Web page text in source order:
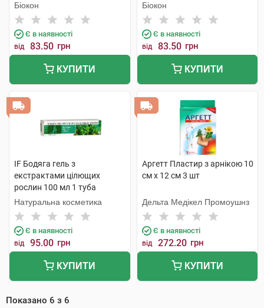
Біокон
Є в наявності
від 83.50 грн
КУПИТИ
Біокон
Є в наявності
від 83.50 грн
КУПИТИ
IF Бодяга гель з
екстрактами цілющих
рослин 100 мл 1 туба
Натуральна косметика
Є в наявності
від 95.00 грн
КУПИТИ
Аргетт Пластир з арнікою 10
см х 12 см 3 шт
Дельта Медікел Промоушнз
Є в наявності
від 272.20 грн
КУПИТИ
Показано 6 з 6